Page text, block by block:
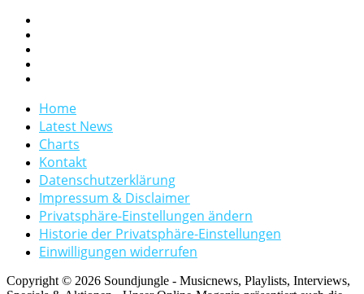
Home
Latest News
Charts
Kontakt
Datenschutzerklärung
Impressum & Disclaimer
Privatsphäre-Einstellungen ändern
Historie der Privatsphäre-Einstellungen
Einwilligungen widerrufen
Copyright © 2026 Soundjungle - Musicnews, Playlists, Interviews,